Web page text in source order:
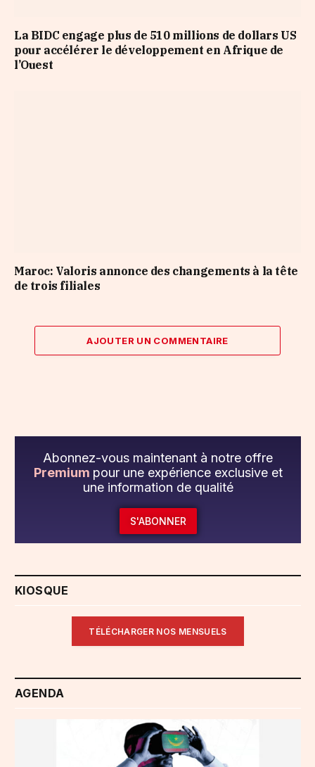
La BIDC engage plus de 510 millions de dollars US
pour accélérer le développement en Afrique de
l’Ouest
Maroc: Valoris annonce des changements à la tête
de trois filiales
AJOUTER UN COMMENTAIRE
Abonnez-vous maintenant à notre offre
Premium pour une expérience exclusive et
une information de qualité
S'ABONNER
KIOSQUE
TÉLÉCHARGER NOS MENSUELS
AGENDA